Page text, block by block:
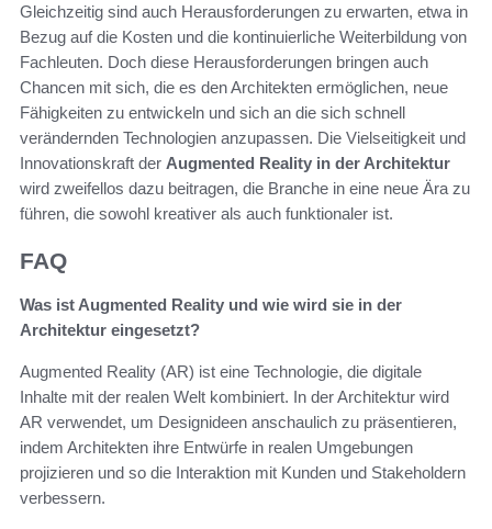
Gleichzeitig sind auch Herausforderungen zu erwarten, etwa in
Bezug auf die Kosten und die kontinuierliche Weiterbildung von
Fachleuten. Doch diese Herausforderungen bringen auch
Chancen mit sich, die es den Architekten ermöglichen, neue
Fähigkeiten zu entwickeln und sich an die sich schnell
verändernden Technologien anzupassen. Die Vielseitigkeit und
Innovationskraft der Augmented Reality in der Architektur
wird zweifellos dazu beitragen, die Branche in eine neue Ära zu
führen, die sowohl kreativer als auch funktionaler ist.
FAQ
Was ist Augmented Reality und wie wird sie in der
Architektur eingesetzt?
Augmented Reality (AR) ist eine Technologie, die digitale
Inhalte mit der realen Welt kombiniert. In der Architektur wird
AR verwendet, um Designideen anschaulich zu präsentieren,
indem Architekten ihre Entwürfe in realen Umgebungen
projizieren und so die Interaktion mit Kunden und Stakeholdern
verbessern.